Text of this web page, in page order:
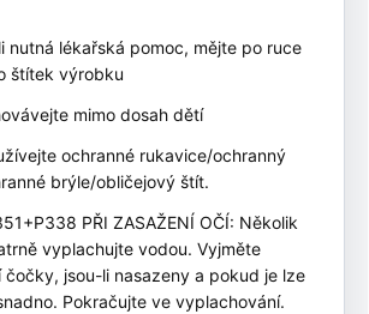
nutná lékařská pomoc, mějte po ruce
štítek výrobku
mimo dosah dětí
ochranné rukavice/ochranný
brýle/obličejový štít.
PŘI ZASAŽENÍ OČÍ: Několik
vyplachujte vodou. Vyjměte
čočky, jsou-li nasazeny a pokud je lze
Pokračujte ve vyplachování.